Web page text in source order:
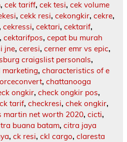
, cek tariff, cek tesi, cek volume
, cekk resi, cekongkir, cekre,
cekressi, cektari, cektarif,
, cektarifpos, cepat bu murah
jne, ceresi, cerner emr vs epic,
craigslist personals,
, characteristics of e
, chattanooga
ongkir, check ongkir pos,
tarif, checkresi, chek ongkir,
martin net worth 2020, cicti,
buana batam, citra jaya
, ck resi, ckl cargo, claresta